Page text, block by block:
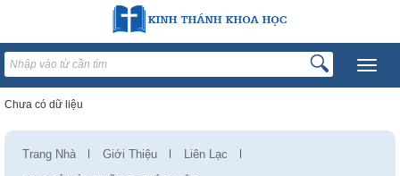
Chưa có dữ liệu
Trang Nhà Giới Thiệu Liên Lạc